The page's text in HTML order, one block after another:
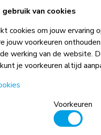
van cookies
cookies om jouw
jouw voorkeuren
werking van de website.
je voorkeuren altijd
Voorkeuren